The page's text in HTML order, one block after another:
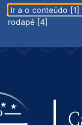
Ir a o conteúdo [1]
rodapé [4]